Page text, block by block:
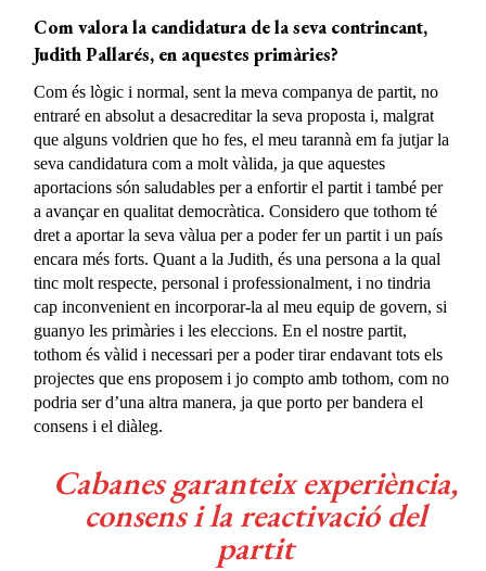
Com valora la candidatura de la seva contrincant,
Judith Pallarés, en aquestes primàries?
Com és lògic i normal, sent la meva companya de partit, no
entraré en absolut a desacreditar la seva proposta i, malgrat
que alguns voldrien que ho fes, el meu tarannà em fa jutjar la
seva candidatura com a molt vàlida, ja que aquestes
aportacions són saludables per a enfortir el partit i també per
a avançar en qualitat democràtica. Considero que tothom té
dret a aportar la seva vàlua per a poder fer un partit i un país
encara més forts. Quant a la Judith, és una persona a la qual
tinc molt respecte, personal i professionalment, i no tindria
cap inconvenient en incorporar-la al meu equip de govern, si
guanyo les primàries i les eleccions. En el nostre partit,
tothom és vàlid i necessari per a poder tirar endavant tots els
projectes que ens proposem i jo compto amb tothom, com no
podria ser d’una altra manera, ja que porto per bandera el
consens i el diàleg.
Cabanes garanteix experiència,
consens i la reactivació del
partit